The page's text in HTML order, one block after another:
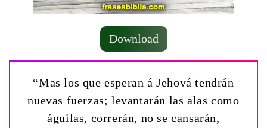
Download
“Mas los que esperan á Jehová tendrán
nuevas fuerzas; levantarán las alas como
águilas, correrán, no se cansarán,